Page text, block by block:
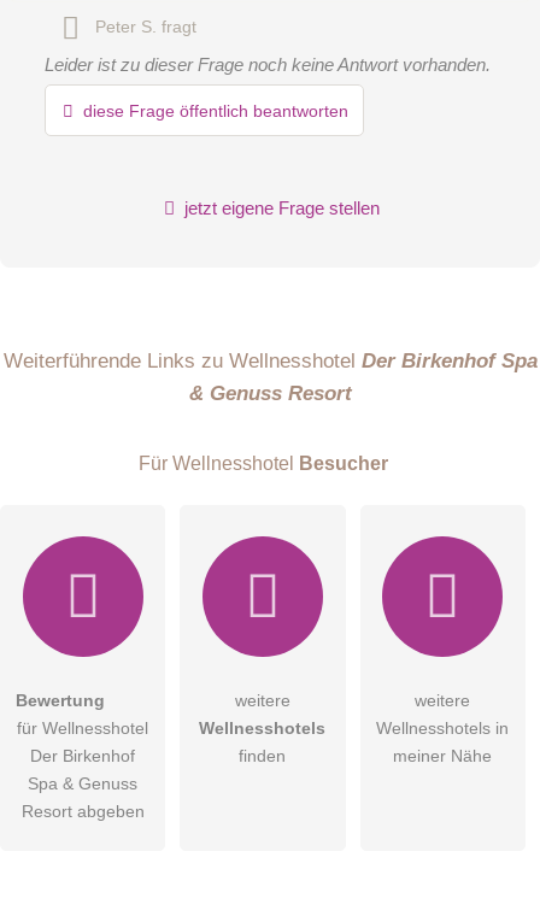
First Suite
Fühlen Sie sich von Anfang an wohl in unserer Suite mit
freistehender Badewanne. Bereits am Morgen können Sie
Onyx Suite
E-Mail-Adresse (wird nicht veröffentlicht)
Datenschutzerklärunghabe ich zur Kenntnis genommen.
Klicken Sie hier um eine
individuelle Fragean den
Wellnesshotel-Eintrag zu stellen
Peter S. fragt
Leider ist zu dieser Frage noch keine Antwort vorhanden.
diese Frage öffentlich beantworten
jetzt eigene Frage stellen
Weiterführende Links zu Wellnesshotel Der Birkenhof Spa
& Genuss Resort
Für Wellnesshotel Besucher
Bewertung
für Wellnesshotel
Der Birkenhof
Spa & Genuss
Resort abgeben
weitere
Wellnesshotels
finden
weitere
Wellnesshotels in
meiner Nähe